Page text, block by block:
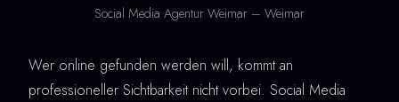
Social Media Agentur Weimar – Weimar
Wer online gefunden werden will, kommt an
professioneller Sichtbarkeit nicht vorbei. Social Media